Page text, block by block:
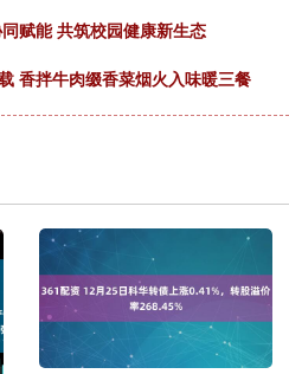
赋能 共筑校园健康新生态
香拌牛肉缀香菜烟火入味暖三餐